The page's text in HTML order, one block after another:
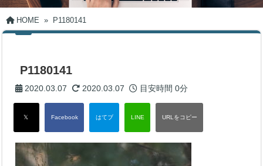
HOME » P1180141
P1180141
2020.03.07 2020.03.07 目安時間0分